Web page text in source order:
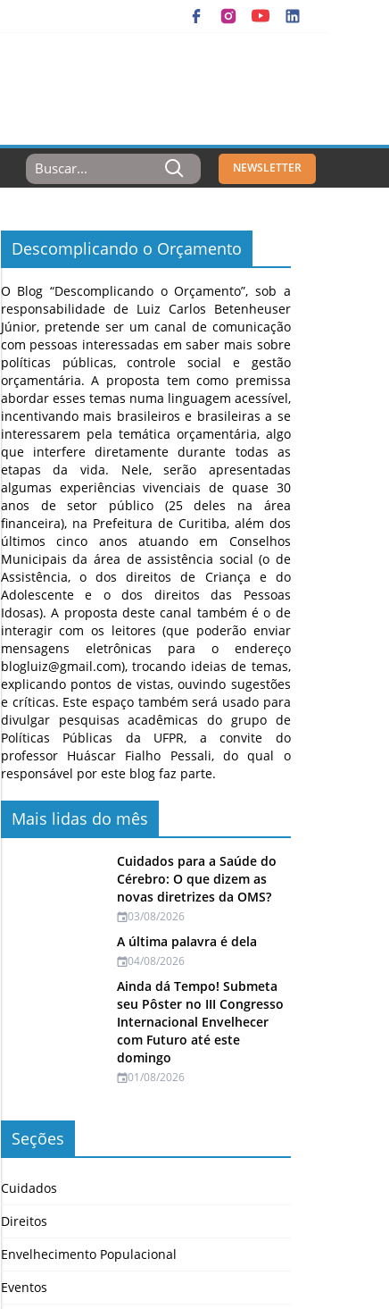
Resultados
Para:
NEWSLETTER
Descomplicando o Orçamento
O Blog “Descomplicando o Orçamento”, sob a
responsabilidade de Luiz Carlos Betenheuser
Júnior, pretende ser um canal de comunicação
com pessoas interessadas em saber mais sobre
políticas públicas, controle social e gestão
orçamentária. A proposta tem como premissa
abordar esses temas numa linguagem acessível,
incentivando mais brasileiros e brasileiras a se
interessarem pela temática orçamentária, algo
que interfere diretamente durante todas as
etapas da vida. Nele, serão apresentadas
algumas experiências vivenciais de quase 30
anos de setor público (25 deles na área
financeira), na Prefeitura de Curitiba, além dos
últimos cinco anos atuando em Conselhos
Municipais da área de assistência social (o de
Assistência, o dos direitos de Criança e do
Adolescente e o dos direitos das Pessoas
Idosas). A proposta deste canal também é o de
interagir com os leitores (que poderão enviar
mensagens eletrônicas para o endereço
blogluiz@gmail.com), trocando ideias de temas,
explicando pontos de vistas, ouvindo sugestões
e críticas. Este espaço também será usado para
divulgar pesquisas acadêmicas do grupo de
Políticas Públicas da UFPR, a convite do
professor Huáscar Fialho Pessali, do qual o
responsável por este blog faz parte.
Mais lidas do mês
Cuidados para a Saúde do
Cérebro: O que dizem as
novas diretrizes da OMS?
03/08/2026
A última palavra é dela
04/08/2026
Ainda dá Tempo! Submeta
seu Pôster no III Congresso
Internacional Envelhecer
com Futuro até este
domingo
01/08/2026
Seções
Cuidados
Direitos
Envelhecimento Populacional
Eventos